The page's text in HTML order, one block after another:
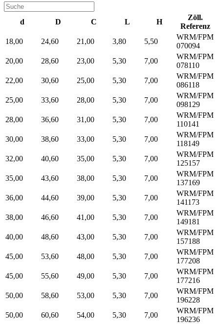
d D C L H
Zöll.
Referenz
18,00
24,60 21,00 3,80 5,50
WRM/FPM
070094
20,00
28,60 23,00 5,30 7,00
WRM/FPM
078110
22,00
30,60 25,00 5,30 7,00
WRM/FPM
086118
25,00
33,60 28,00 5,30 7,00
WRM/FPM
098129
28,00
36,60 31,00 5,30 7,00
WRM/FPM
110141
30,00
38,60 33,00 5,30 7,00
WRM/FPM
118149
32,00
40,60 35,00 5,30 7,00
WRM/FPM
125157
35,00
43,60 38,00 5,30 7,00
WRM/FPM
137169
36,00
44,60 39,00 5,30 7,00
WRM/FPM
141173
38,00
46,60 41,00 5,30 7,00
WRM/FPM
149181
40,00
48,60 43,00 5,30 7,00
WRM/FPM
157188
45,00
53,60 48,00 5,30 7,00
WRM/FPM
177208
45,00
55,60 49,00 5,30 7,00
WRM/FPM
177216
50,00
58,60 53,00 5,30 7,00
WRM/FPM
196228
50,00
60,60 54,00 5,30 7,00
WRM/FPM
196236